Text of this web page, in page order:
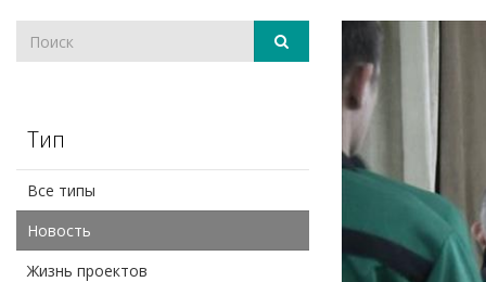
Тип
Все типы
Новость
Жизнь проектов